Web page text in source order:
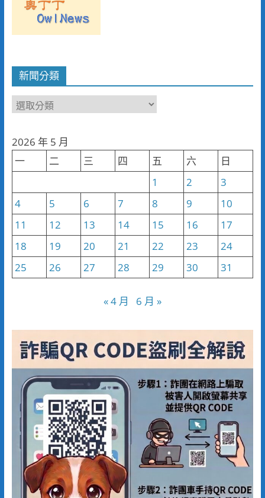
新聞分類
新
類
2026 年 5 月
一
二 三 四 五 六
日
1
2
3
4
5 6 7 8 9
10
11
12 13 14 15 16
17
18
19 20 21 22 23
24
25
26 27 28 29 30 31
« 4 月 6 月 »